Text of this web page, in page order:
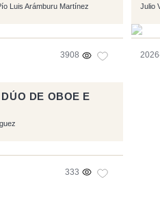
Luis Arámburu Martínez
3908
Julio
DE OBOE E
333